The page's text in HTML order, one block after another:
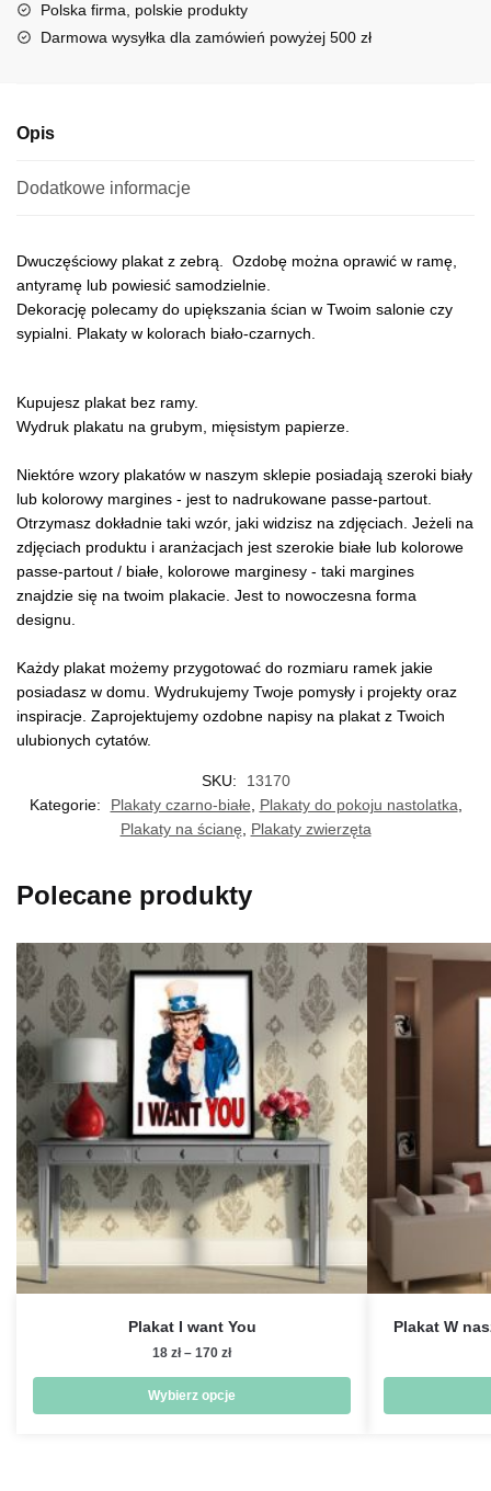
i
Polska firma, polskie produkty
Darmowa wysyłka dla zamówień powyżej 500 zł
Opis
Dodatkowe informacje
Dwuczęściowy plakat z zebrą. Ozdobę można oprawić w ramę,
antyramę lub powiesić samodzielnie.
Dekorację polecamy do upiększania ścian w Twoim salonie czy
sypialni. Plakaty w kolorach biało-czarnych.
Kupujesz plakat bez ramy.
Wydruk plakatu na grubym, mięsistym papierze.
Niektóre wzory plakatów w naszym sklepie posiadają szeroki biały
lub kolorowy margines - jest to nadrukowane passe-partout.
Otrzymasz dokładnie taki wzór, jaki widzisz na zdjęciach. Jeżeli na
zdjęciach produktu i aranżacjach jest szerokie białe lub kolorowe
passe-partout / białe, kolorowe marginesy - taki margines
znajdzie się na twoim plakacie. Jest to nowoczesna forma
designu.
Każdy plakat możemy przygotować do rozmiaru ramek jakie
posiadasz w domu. Wydrukujemy Twoje pomysły i projekty oraz
inspiracje. Zaprojektujemy ozdobne napisy na plakat z Twoich
ulubionych cytatów.
SKU:
13170
Kategorie:
Plakaty czarno-białe, Plakaty do pokoju nastolatka,
Plakaty na ścianę, Plakaty zwierzęta
Polecane produkty
Plakat I want You
18 zł – 170 złZakres
od
18 zł
Wybierz opcje
Plakat W